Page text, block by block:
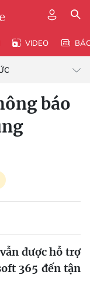
VIDEO
báo
được hỗ trợ
365 đến tận